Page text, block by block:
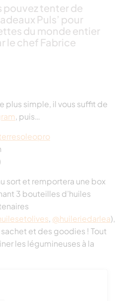
pouvez tenter de
Puls’ pour
du monde entier
le chef Fabrice
plus simple, il vous suffit de
, puis…
sort et remportera une box
3 bouteilles d’huiles
, @huileriedarlea),
et des goodies ! Tout
les légumineuses à la